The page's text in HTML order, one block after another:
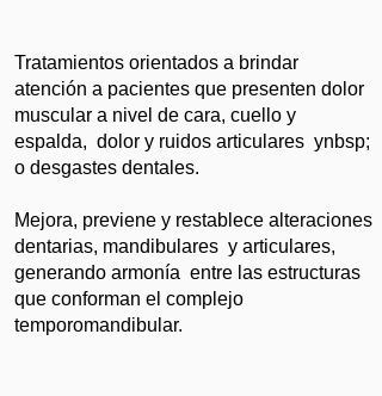
Tratamientos orientados a brindar
atención a pacientes que presenten dolor
muscular a nivel de cara, cuello y
espalda, dolor y ruidos articulares ynbsp;
o desgastes dentales.
Mejora, previene y restablece alteraciones
dentarias, mandibulares y articulares,
generando armonía entre las estructuras
que conforman el complejo
temporomandibular.